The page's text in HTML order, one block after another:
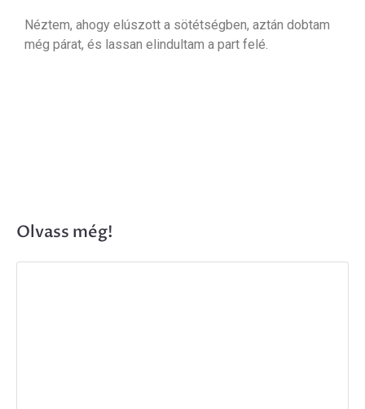
Néztem, ahogy elúszott a sötétségben, aztán dobtam
még párat, és lassan elindultam a part felé.
Olvass még!